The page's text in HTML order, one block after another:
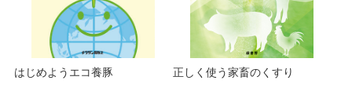
はじめようエコ養豚 正しく使う家畜のくすり